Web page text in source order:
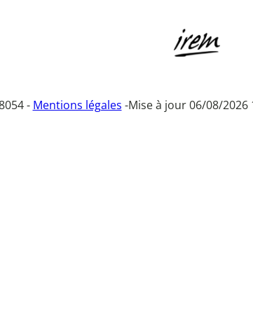
- Mentions légales -Mise à jour 06/08/2026